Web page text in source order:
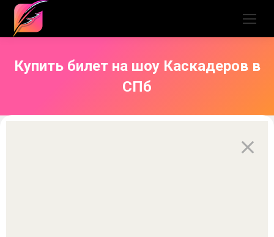
Купить билет на шоу Каскадеров в
СПб